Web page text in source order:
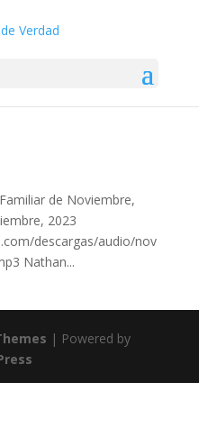
de Noviembre,
2023
descargas/audio/nov
Nathan...
| Powered by